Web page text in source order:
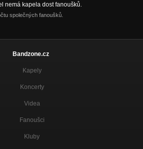
nemá kapela dost fanoušků.
společných fanoušků.
Bandzone.cz
Kapely
Koncerty
Videa
Fanoušci
Kluby